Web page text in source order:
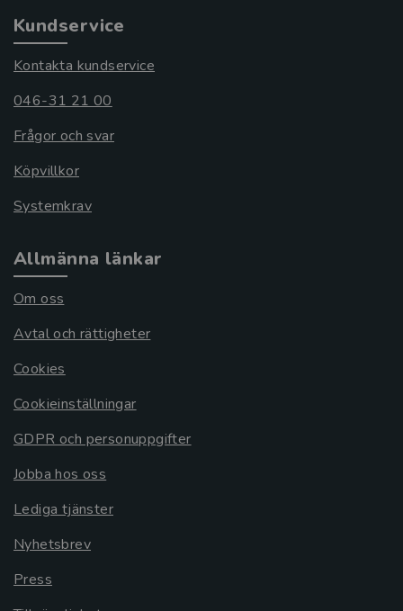
Kundservice
Kontakta kundservice
046-31 21 00
Frågor och svar
Köpvillkor
Systemkrav
Allmänna länkar
Om oss
Avtal och rättigheter
Cookies
Cookieinställningar
GDPR och personuppgifter
Jobba hos oss
Lediga tjänster
Nyhetsbrev
Press